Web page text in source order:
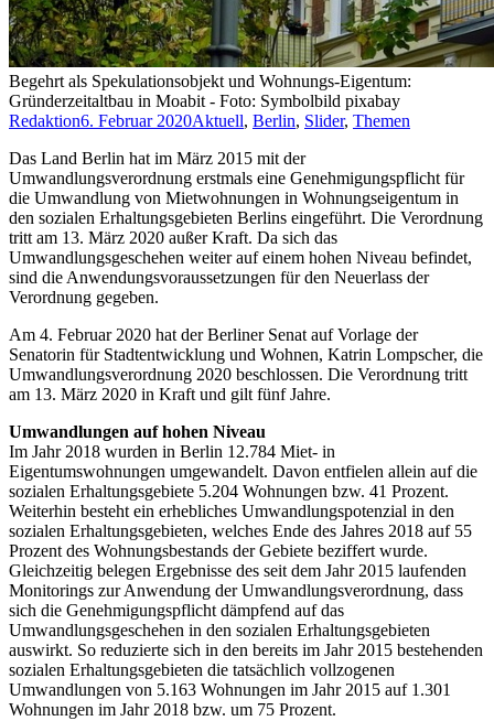
Begehrt als Spekulationsobjekt und Wohnungs-Eigentum:
Gründerzeitaltbau in Moabit - Foto: Symbolbild pixabay
Redaktion6. Februar 2020Aktuell, Berlin, Slider, Themen
Das Land Berlin hat im März 2015 mit der
Umwandlungsverordnung erstmals eine Genehmigungspflicht für
die Umwandlung von Mietwohnungen in Wohnungseigentum in
den sozialen Erhaltungsgebieten Berlins eingeführt. Die Verordnung
tritt am 13. März 2020 außer Kraft. Da sich das
Umwandlungsgeschehen weiter auf einem hohen Niveau befindet,
sind die Anwendungsvoraussetzungen für den Neuerlass der
Verordnung gegeben.
Am 4. Februar 2020 hat der Berliner Senat auf Vorlage der
Senatorin für Stadtentwicklung und Wohnen, Katrin Lompscher, die
Umwandlungsverordnung 2020 beschlossen. Die Verordnung tritt
am 13. März 2020 in Kraft und gilt fünf Jahre.
Umwandlungen auf hohen Niveau
Im Jahr 2018 wurden in Berlin 12.784 Miet- in
Eigentumswohnungen umgewandelt. Davon entfielen allein auf die
sozialen Erhaltungsgebiete 5.204 Wohnungen bzw. 41 Prozent.
Weiterhin besteht ein erhebliches Umwandlungspotenzial in den
sozialen Erhaltungsgebieten, welches Ende des Jahres 2018 auf 55
Prozent des Wohnungsbestands der Gebiete beziffert wurde.
Gleichzeitig belegen Ergebnisse des seit dem Jahr 2015 laufenden
Monitorings zur Anwendung der Umwandlungsverordnung, dass
sich die Genehmigungspflicht dämpfend auf das
Umwandlungsgeschehen in den sozialen Erhaltungsgebieten
auswirkt. So reduzierte sich in den bereits im Jahr 2015 bestehenden
sozialen Erhaltungsgebieten die tatsächlich vollzogenen
Umwandlungen von 5.163 Wohnungen im Jahr 2015 auf 1.301
Wohnungen im Jahr 2018 bzw. um 75 Prozent.